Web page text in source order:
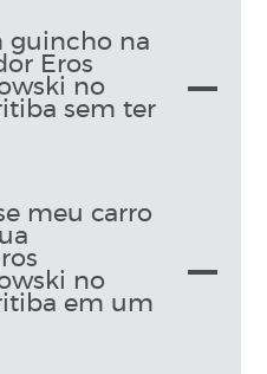
guincho na
Eros
no
sem ter
meu carro
no
em um